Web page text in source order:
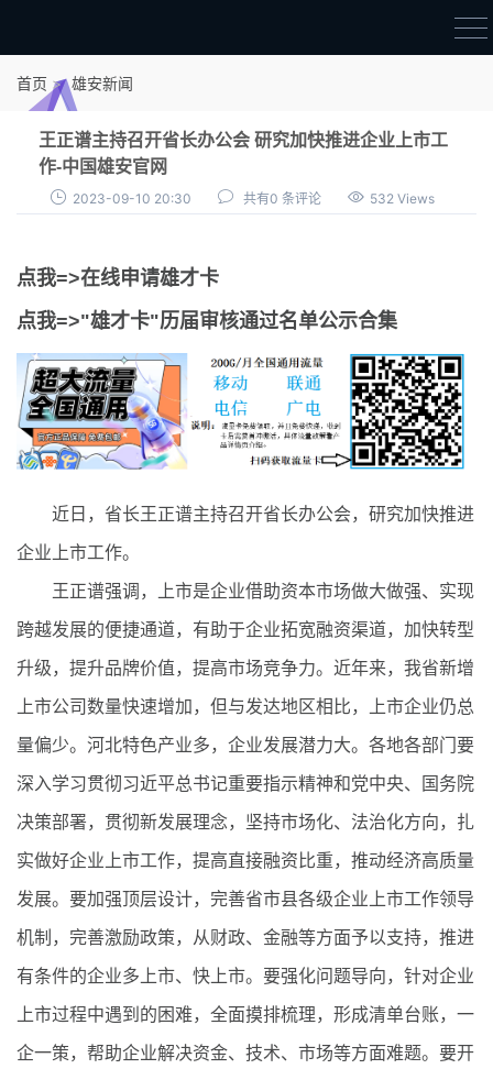
审核通过公示
首页 雄安新闻
王正谱主持召开省长办公会 研究加快推进企业上市工
作-中国雄安官网
2023-09-10 20:30 共有0 条评论 532 Views
点我=>在线申请雄才卡
点我=>"雄才卡"历届审核通过名单公示合集
近日，省长王正谱主持召开省长办公会，研究加快推进
企业上市工作。
王正谱强调，上市是企业借助资本市场做大做强、实现
跨越发展的便捷通道，有助于企业拓宽融资渠道，加快转型
升级，提升品牌价值，提高市场竞争力。近年来，我省新增
上市公司数量快速增加，但与发达地区相比，上市企业仍总
量偏少。河北特色产业多，企业发展潜力大。各地各部门要
深入学习贯彻习近平总书记重要指示精神和党中央、国务院
决策部署，贯彻新发展理念，坚持市场化、法治化方向，扎
实做好企业上市工作，提高直接融资比重，推动经济高质量
发展。要加强顶层设计，完善省市县各级企业上市工作领导
机制，完善激励政策，从财政、金融等方面予以支持，推进
有条件的企业多上市、快上市。要强化问题导向，针对企业
上市过程中遇到的困难，全面摸排梳理，形成清单台账，一
企一策，帮助企业解决资金、技术、市场等方面难题。要开